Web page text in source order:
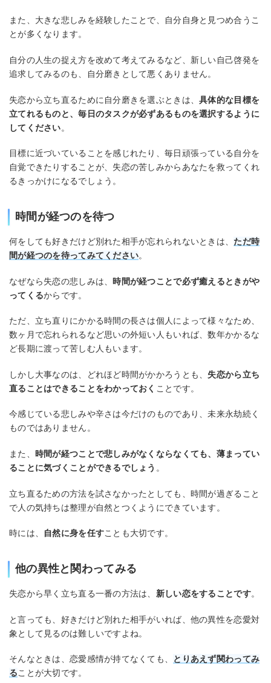
また、大きな悲しみを経験したことで、自分自身と見つめ合うこ
とが多くなります。
自分の人生の捉え方を改めて考えてみるなど、新しい自己啓発を
追求してみるのも、自分磨きとして悪くありません。
失恋から立ち直るために自分磨きを選ぶときは、具体的な目標を
立てれるものと、毎日のタスクが必ずあるものを選択するように
してください。
目標に近づいていることを感じれたり、毎日頑張っている自分を
自覚できたりすることが、失恋の苦しみからあなたを救ってくれ
るきっかけになるでしょう。
時間が経つのを待つ
何をしても好きだけど別れた相手が忘れられないときは、 ただ時
間が経つのを待ってみてください。
なぜなら失恋の悲しみは、 時間が経つことで必ず癒えるときがや
ってくるからです。
ただ、立ち直りにかかる時間の長さは個人によって様々なため、
数ヶ月で忘れられるなど思いの外短い人もいれば、数年かかるな
ど長期に渡って苦しむ人もいます。
しかし大事なのは、どれほど時間がかかろうとも、 失恋から立ち
直ることはできることをわかっておく ことです。
今感じている悲しみや辛さは今だけのものであり、未来永劫続く
ものではありません。
また、 時間が経つことで悲しみがなくならなくても、薄まってい
ることに気づくことができるでしょう 。
立ち直るための方法を試さなかったとしても、時間が過ぎること
で人の気持ちは整理が自然とつくようにできています。
時には、 自然に身を任すことも大切です。
他の異性と関わってみる
失恋から早く立ち直る一番の方法は、 新しい恋をすることです。
と言っても、好きだけど別れた相手がいれば、他の異性を恋愛対
象として見るのは難しいですよね。
そんなときは、恋愛感情が持てなくても、
とりあえず関わってみ
ることが大切です。